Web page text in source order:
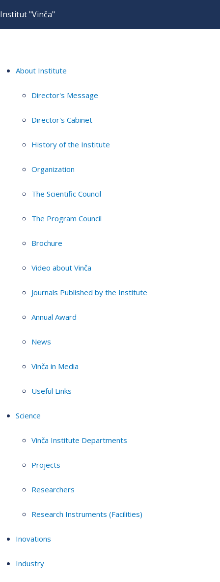
Institut "Vinča"
About Institute
Director's Message
Director's Cabinet
History of the Institute
Organization
The Scientific Council
The Program Council
Brochure
Video about Vinča
Journals Published by the Institute
Annual Award
News
Vinča in Media
Useful Links
Science
Vinča Institute Departments
Projects
Researchers
Research Instruments (Facilities)
Inovations
Industry